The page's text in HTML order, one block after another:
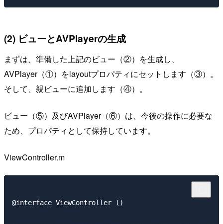
(2) ビューとAVPlayerの生成
まずは、準備した上記のビュー（②）を生成し、
AVPlayer（①）をlayoutプロパティにセットします（③）。
そして、親ビューに追加します（④）。
ビュー（⑤）及びAVPlayer（⑥）は、今後の操作に必要な
ため、プロパティとして保持しています。
ViewController.m
@interface ViewController ()